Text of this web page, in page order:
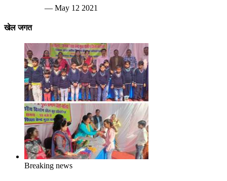
— May 12 2021
खेल जगत
Breaking news